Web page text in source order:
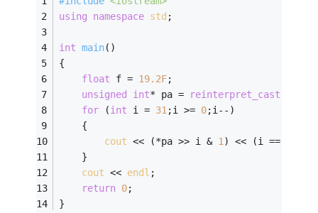
using
namespace std ;
int main()
{
float f = 19.2F;
unsigned
int* pa = reinterpret_cast
for (int i = 31 ;i >= 0;i--)
    {
cout << (*pa >> i & 1 ) << (i ==
    }
cout << endl ;
return 0;
}